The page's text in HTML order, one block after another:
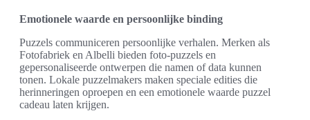
Emotionele waarde en persoonlijke binding
Puzzels communiceren persoonlijke verhalen. Merken als
Fotofabriek en Albelli bieden foto-puzzels en
gepersonaliseerde ontwerpen die namen of data kunnen
tonen. Lokale puzzelmakers maken speciale edities die
herinneringen oproepen en een emotionele waarde puzzel
cadeau laten krijgen.